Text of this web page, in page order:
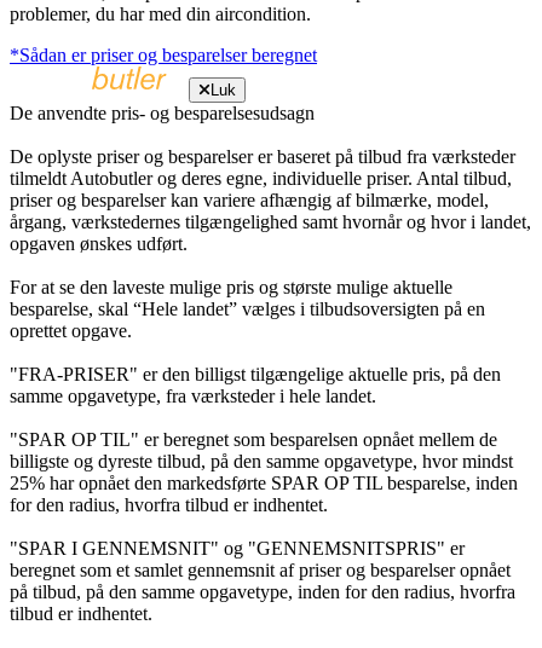
problemer, du har med din aircondition.
*Sådan er priser og besparelser beregnet
Luk
De anvendte pris- og besparelsesudsagn
De oplyste priser og besparelser er baseret på tilbud fra værksteder
tilmeldt Autobutler og deres egne, individuelle priser. Antal tilbud,
priser og besparelser kan variere afhængig af bilmærke, model,
årgang, værkstedernes tilgængelighed samt hvornår og hvor i landet,
opgaven ønskes udført.
For at se den laveste mulige pris og største mulige aktuelle
besparelse, skal “Hele landet” vælges i tilbudsoversigten på en
oprettet opgave.
"FRA-PRISER" er den billigst tilgængelige aktuelle pris, på den
samme opgavetype, fra værksteder i hele landet.
"SPAR OP TIL" er beregnet som besparelsen opnået mellem de
billigste og dyreste tilbud, på den samme opgavetype, hvor mindst
25% har opnået den markedsførte SPAR OP TIL besparelse, inden
for den radius, hvorfra tilbud er indhentet.
"SPAR I GENNEMSNIT" og "GENNEMSNITSPRIS" er
beregnet som et samlet gennemsnit af priser og besparelser opnået
på tilbud, på den samme opgavetype, inden for den radius, hvorfra
tilbud er indhentet.